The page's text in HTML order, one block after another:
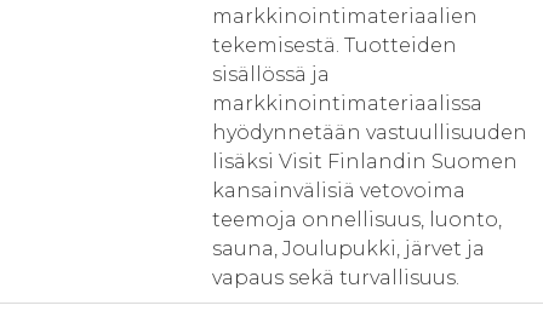
markkinointimateriaalien
tekemisestä. Tuotteiden
sisällössä ja
markkinointimateriaalissa
hyödynnetään vastuullisuuden
lisäksi Visit Finlandin Suomen
kansainvälisiä vetovoima
teemoja onnellisuus, luonto,
sauna, Joulupukki, järvet ja
vapaus sekä turvallisuus.